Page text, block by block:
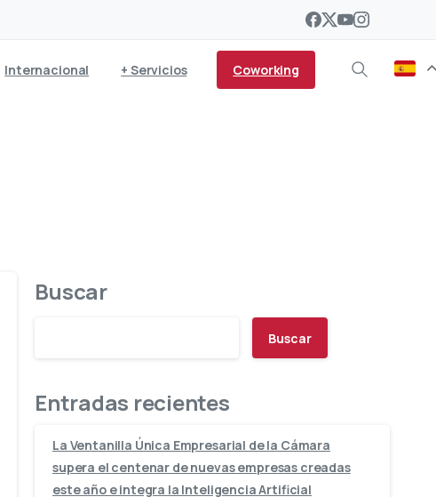
Internacional + Servicios Coworking
Buscar
Buscar
Entradas recientes
La Ventanilla Única Empresarial de la Cámara
supera el centenar de nuevas empresas creadas
este año e integra la Inteligencia Artificial